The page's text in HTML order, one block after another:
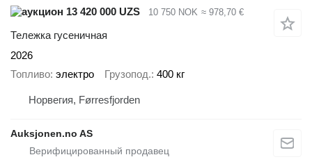
13 420 000 UZS
10 750 NOK ≈ 978,70 €
Тележка гусеничная
2026
Топливо электро Грузопод. 400 кг
Норвегия, Førresfjorden
Auksjonen.no AS